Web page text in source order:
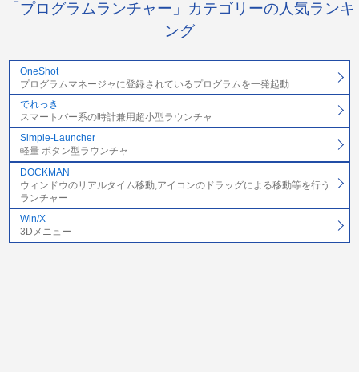
「プログラムランチャー」カテゴリーの人気ランキ
ング
OneShot
プログラムマネージャに登録されているプログラムを一発起動
でれっき
スマートバー系の時計兼用超小型ラウンチャ
Simple-Launcher
軽量 ボタン型ラウンチャ
DOCKMAN
ウィンドウのリアルタイム移動,アイコンのドラッグによる移動等を行う
ランチャー
Win/X
3Dメニュー